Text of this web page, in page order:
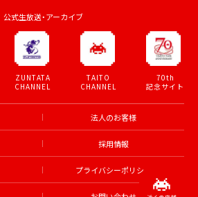
公式生放送・アーカイブ
ZUNTATA
CHANNEL
TAITO
CHANNEL
70th
記念サイト
法人のお客様
採用情報
プライバシーポリシー